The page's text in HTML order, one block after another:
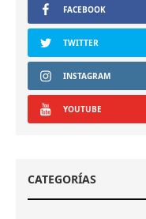
FACEBOOK
TWITTER
INSTAGRAM
YOUTUBE
CATEGORÍAS